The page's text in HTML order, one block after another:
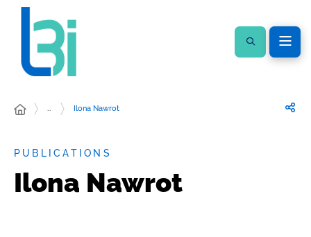
… Ilona Nawrot
PUBLICATIONS
Ilona Nawrot